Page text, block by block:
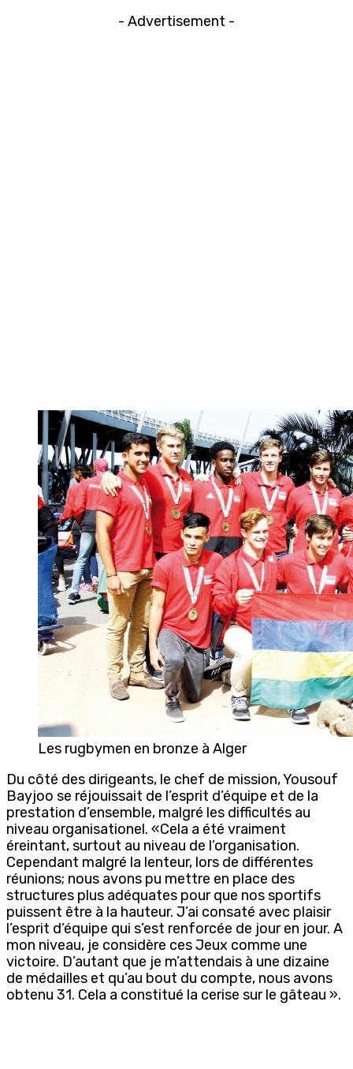
- Advertisement -
Les rugbymen en bronze à Alger
Du côté des dirigeants, le chef de mission, Yousouf
Bayjoo se réjouissait de l’esprit d’équipe et de la
prestation d’ensemble, malgré les difficultés au
niveau organisationel. «Cela a été vraiment
éreintant, surtout au niveau de l’organisation.
Cependant malgré la lenteur, lors de différentes
réunions; nous avons pu mettre en place des
structures plus adéquates pour que nos sportifs
puissent être à la hauteur. J’ai consaté avec plaisir
l’esprit d’équipe qui s’est renforcée de jour en jour. A
mon niveau, je considère ces Jeux comme une
victoire. D’autant que je m’attendais à une dizaine
de médailles et qu’au bout du compte, nous avons
obtenu 31. Cela a constitué la cerise sur le gâteau ».